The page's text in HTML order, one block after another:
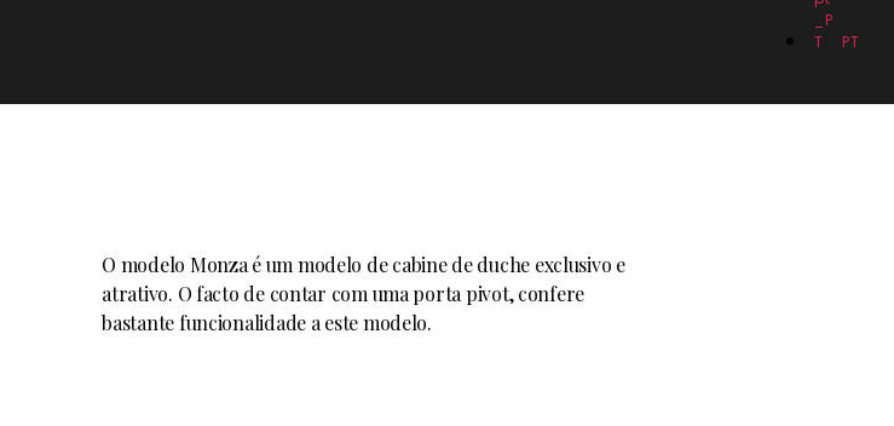
PT
O modelo Monza é um modelo de cabine de duche exclusivo e
atrativo. O facto de contar com uma porta pivot, confere
bastante funcionalidade a este modelo.